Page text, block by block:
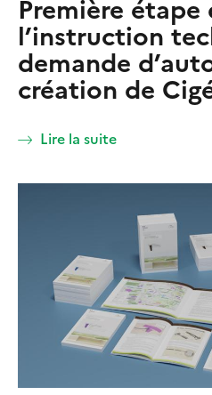
Première étape
l’instruction
demande
création de
Lire la suite